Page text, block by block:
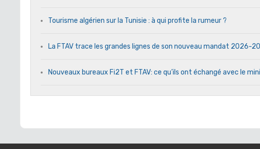
Tourisme algérien sur la Tunisie : à qui profite la rumeur ?
La FTAV trace les grandes lignes de son nouveau mandat 2026-
Nouveaux bureaux Fi2T et FTAV: ce qu’ils ont échangé avec le